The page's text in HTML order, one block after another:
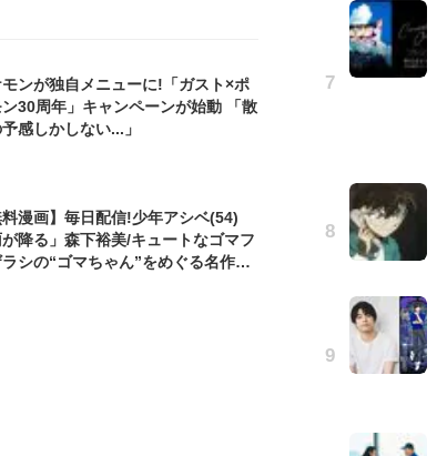
モンが独自メニューに!「ガスト×ポ
30周年」キャンペーンが始動 「散
感しかしない...」
料漫画】毎日配信!少年アシベ(54)
が降る」森下裕美/キュートなゴマフ
シの“ゴマちゃん”をめぐる名作ギ